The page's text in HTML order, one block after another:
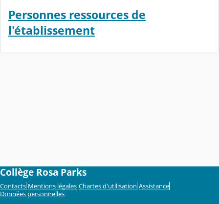
Personnes ressources de
l'établissement
Collège Rosa Parks
Contacts Mentions légales Chartes d'utilisation Assistance
Données personnelles